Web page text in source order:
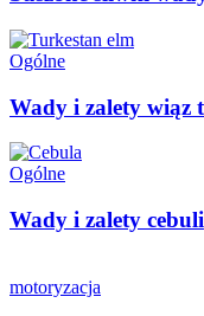
Ogólne
Wady i zalety wiąz
Ogólne
Wady i zalety cebuli
motoryzacja